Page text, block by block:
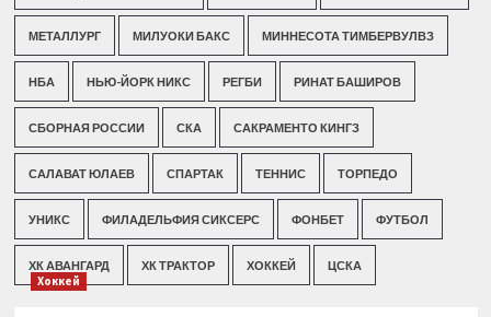
МЕТАЛЛУРГ МИЛУОКИ БАКС МИННЕСОТА ТИМБЕРВУЛВЗ
НБА НЬЮ-ЙОРК НИКС РЕГБИ РИНАТ БАШИРОВ
СБОРНАЯ РОССИИ СКА САКРАМЕНТО КИНГЗ
САЛАВАТ ЮЛАЕВ СПАРТАК ТЕННИС ТОРПЕДО
УНИКС ФИЛАДЕЛЬФИЯ СИКСЕРС ФОНБЕТ ФУТБОЛ
ХК АВАНГАРД ХК ТРАКТОР ХОККЕЙ ЦСКА
Хоккей